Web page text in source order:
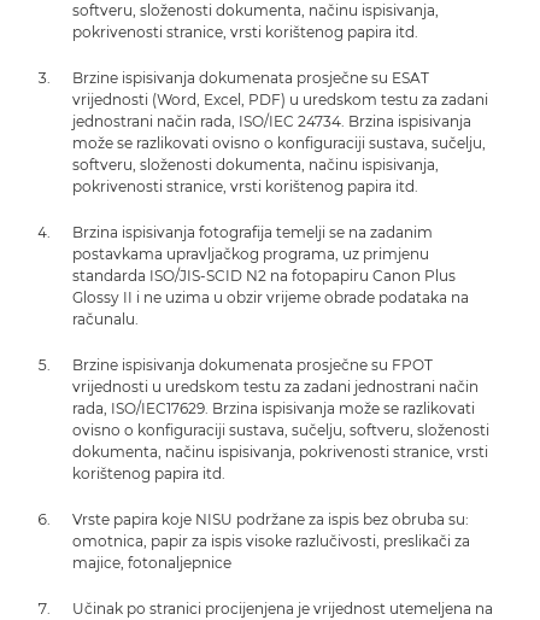
softveru, složenosti dokumenta, načinu ispisivanja,
pokrivenosti stranice, vrsti korištenog papira itd.
Brzine ispisivanja dokumenata prosječne su ESAT
vrijednosti (Word, Excel, PDF) u uredskom testu za zadani
jednostrani način rada, ISO/IEC 24734. Brzina ispisivanja
može se razlikovati ovisno o konfiguraciji sustava, sučelju,
softveru, složenosti dokumenta, načinu ispisivanja,
pokrivenosti stranice, vrsti korištenog papira itd.
Brzina ispisivanja fotografija temelji se na zadanim
postavkama upravljačkog programa, uz primjenu
standarda ISO/JIS-SCID N2 na fotopapiru Canon Plus
Glossy II i ne uzima u obzir vrijeme obrade podataka na
računalu.
Brzine ispisivanja dokumenata prosječne su FPOT
vrijednosti u uredskom testu za zadani jednostrani način
rada, ISO/IEC17629. Brzina ispisivanja može se razlikovati
ovisno o konfiguraciji sustava, sučelju, softveru, složenosti
dokumenta, načinu ispisivanja, pokrivenosti stranice, vrsti
korištenog papira itd.
Vrste papira koje NISU podržane za ispis bez obruba su:
omotnica, papir za ispis visoke razlučivosti, preslikači za
majice, fotonaljepnice
Učinak po stranici procijenjena je vrijednost utemeljena na